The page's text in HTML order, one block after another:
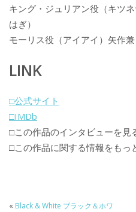
キング・ジュリアン役（キツ
はぎ）
モーリス役（アイアイ）矢作兼
LINK
□公式サイト
□IMDb
□この作品のインタビューを見
□この作品に関する情報をもっ
« Black & White ブラック＆ホワ